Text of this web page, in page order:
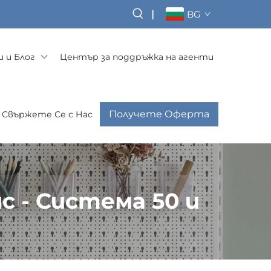
| BG
и Блог Център за поддръжка на агенти
Свържете Се с Нас Получете Оферта
- Система 50 и